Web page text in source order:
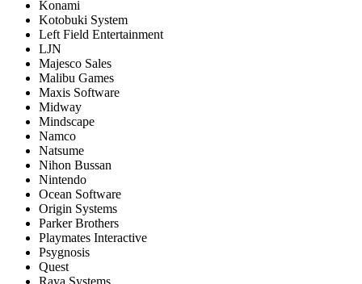
Konami
Kotobuki System
Left Field Entertainment
LJN
Majesco Sales
Malibu Games
Maxis Software
Midway
Mindscape
Namco
Natsume
Nihon Bussan
Nintendo
Ocean Software
Origin Systems
Parker Brothers
Playmates Interactive
Psygnosis
Quest